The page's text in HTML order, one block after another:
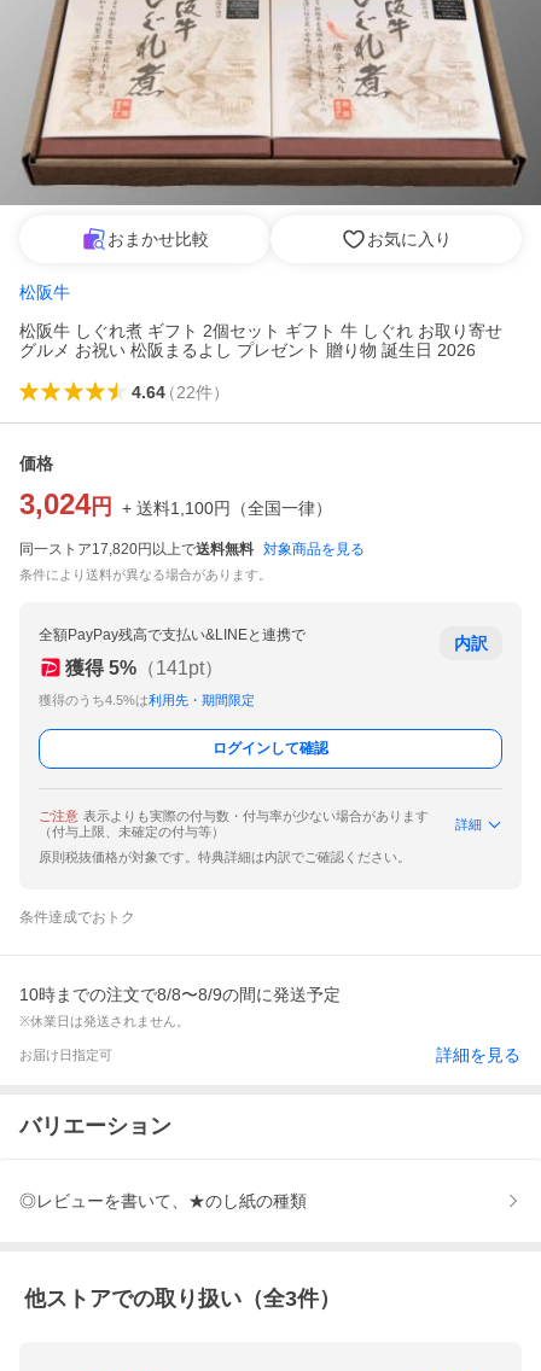
おまかせ比較 お気に入り
松阪牛
松阪牛 しぐれ煮 ギフト 2個セット ギフト 牛 しぐれ お取り寄せ
グルメ お祝い 松阪まるよし プレゼント 贈り物 誕生日 2026
4.64（22件）
価格
3,024円 + 送料1,100円 （全国一律）
同一ストア17,820円以上で送料無料 対象商品を見る
条件により送料が異なる場合があります。
全額PayPay残高で支払い&LINEと連携で
獲得 5% （141pt）
獲得のうち4.5%は利用先・期間限定
内訳
ログインして確認
ご注意 表示よりも実際の付与数・付与率が少ない場合があります
（付与上限、未確定の付与等）
詳細
原則税抜価格が対象です。特典詳細は内訳でご確認ください。
条件達成でおトク
10時までの注文で8/8〜8/9の間に発送予定
※休業日は発送されません。
お届け日指定可 詳細を見る
バリエーション
◎レビューを書いて、★のし紙の種類
他ストアでの取り扱い（全3件）